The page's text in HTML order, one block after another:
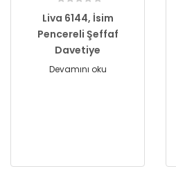
Liva 6144, İsim
Pencereli Şeffaf
Davetiye
Devamını oku